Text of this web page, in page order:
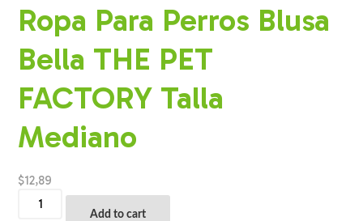
Ropa Para Perros Blusa
Bella THE PET
FACTORY Talla
Mediano
$12,89
Para
Add to cart